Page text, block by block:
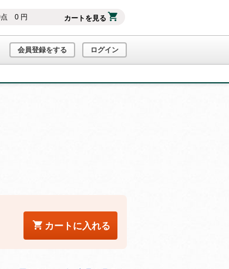
点 0円 カートを見る
会員登録をする ログイン
カートに入れる